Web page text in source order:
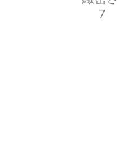
7